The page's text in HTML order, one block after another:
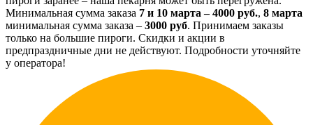
Минимальная сумма заказа 7 и 10 марта – 4000 руб., 8 марта
минимальная сумма заказа – 3000 руб. Принимаем заказы
только на большие пироги. Скидки и акции в
предпраздничные дни не действуют. Подробности уточняйте
у оператора!